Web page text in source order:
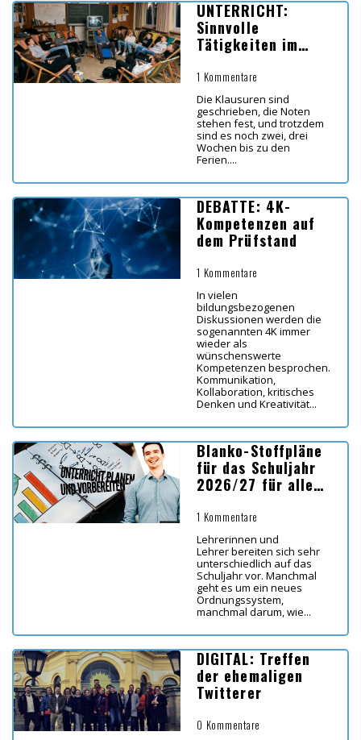
UNTERRICHT:
Sinnvolle
Tätigkeiten im
Ferien
1 Kommentare
Die Klausuren sind
geschrieben, die Noten
stehen fest, und trotzdem
sind es noch zwei, drei
Wochen bis zu den
Ferien....
DEBATTE: 4K-
Kompetenzen auf
dem Prüfstand
1 Kommentare
In vielen
bildungsbezogenen
Diskussionen werden die
sogenannten 4K immer
wieder als
wünschenswerte
Kompetenzen besprochen.
Kommunikation,
Kollaboration, kritisches
Denken und Kreativität...
Blanko-Stoffpläne
für das Schuljahr
2026/27 für alle
1 Kommentare
Lehrerinnen und
Lehrer bereiten sich sehr
unterschiedlich auf das
Schuljahr vor. Manchmal
geht es um ein neues
Ordnungssystem,
manchmal darum, wie...
DIGITAL: Treffen
der ehemaligen
Twitterer
0 Kommentare